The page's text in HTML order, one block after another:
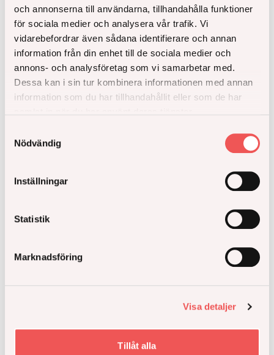
och annonserna till användarna, tillhandahålla funktioner
för sociala medier och analysera vår trafik. Vi
vidarebefordrar även sådana identifierare och annan
information från din enhet till de sociala medier och
annons- och analysföretag som vi samarbetar med.
Dessa kan i sin tur kombinera informationen med annan
information som du har tillhandahållit eller som de har
Nödvändig
Inställningar
Statistik
Marknadsföring
Visa detaljer
Tillåt alla
Om Design House Stockholm
Design House Stockholm grundades 1992 av Anders
Färdig och är idag ett av de främsta varumärkena
inom skandinavisk design. Tillsammans med fler än
60 formgivare fungerar företaget som ett förlag för
representerar det bästa inom samtida skandinavisk
formgivning. Läs mer på
Senaste artiklarna